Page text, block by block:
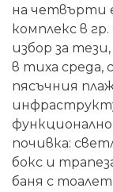
на четвърти
комплекс в
избор за
в тиха среда,
пясъчния
почивка:
бокс и
баня с